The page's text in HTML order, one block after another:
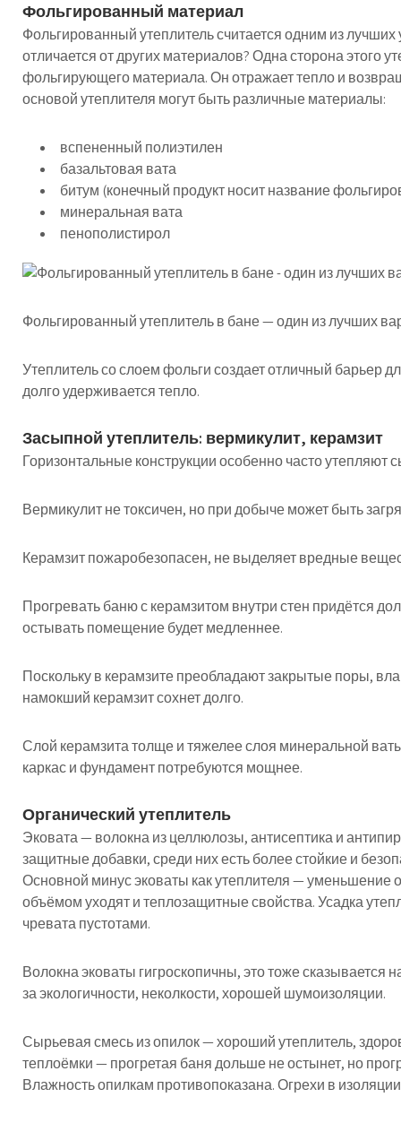
Фольгированный материал
Фольгированный утеплитель считается одним из
отличается от других материалов? Одна сторона этого
фольгирующего материала. Он отражает тепло и
основой утеплителя могут быть различные материалы:
вспененный полиэтилен
базальтовая вата
битум (конечный продукт носит название
минеральная вата
пенополистирол
Фольгированный утеплитель в бане — один из лучших
Утеплитель со слоем фольги создает отличный барьер
долго удерживается тепло.
Засыпной утеплитель: вермикулит, керамзит
Горизонтальные конструкции особенно часто утепляют
Вермикулит не токсичен, но при добыче может быть
Керамзит пожаробезопасен, не выделяет вредные
Прогревать баню с керамзитом внутри стен придётся
остывать помещение будет медленнее.
Поскольку в керамзите преобладают закрытые поры,
намокший керамзит сохнет долго.
Слой керамзита толще и тяжелее слоя минеральной
каркас и фундамент потребуются мощнее.
Органический утеплитель
Эковата — волокна из целлюлозы, антисептика и
защитные добавки, среди них есть более стойкие и
Основной минус эковаты как утеплителя — уменьшение
объёмом уходят и теплозащитные свойства. Усадка
чревата пустотами.
Волокна эковаты гигроскопичны, это тоже сказывается
за экологичности, неколкости, хорошей шумоизоляции.
Сырьевая смесь из опилок — хороший утеплитель,
теплоёмки — прогретая баня дольше не остынет, но
Влажность опилкам противопоказана. Огрехи в